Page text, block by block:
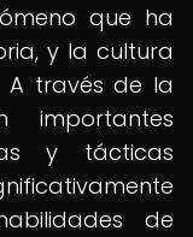
que ha
y la cultura
A través de la
importantes
y tácticas
de